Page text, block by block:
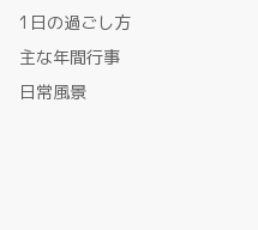
1日の過ごし方
主な年間行事
日常風景